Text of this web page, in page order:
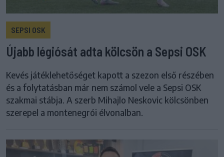
SEPSI OSK
Újabb légiósát adta kölcsön a Sepsi OSK
Kevés játéklehetőséget kapott a szezon első részében
és a folytatásban már nem számol vele a Sepsi OSK
szakmai stábja. A szerb Mihajlo Neskovic kölcsönben
szerepel a montenegrói élvonalban.